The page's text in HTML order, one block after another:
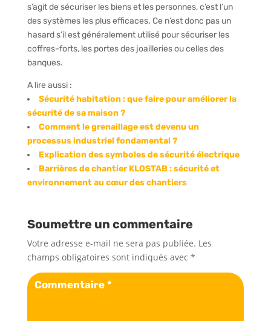
s’agit de sécuriser les biens et les personnes, c’est l’un
des systèmes les plus efficaces. Ce n’est donc pas un
hasard s’il est généralement utilisé pour sécuriser les
coffres-forts, les portes des joailleries ou celles des
banques.
A lire aussi :
Sécurité habitation : que faire pour améliorer la
sécurité de sa maison ?
Comment le grenaillage est devenu un
processus industriel fondamental ?
Explication des symboles de sécurité électrique
Barrières de chantier KLOSTAB : sécurité et
environnement au cœur des chantiers
Soumettre un commentaire
Votre adresse e-mail ne sera pas publiée. Les
champs obligatoires sont indiqués avec *